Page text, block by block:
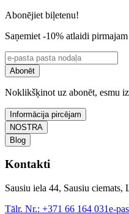
Abonējiet biļetenu!
Saņemiet -10% atlaidi
Abonēt
Noklikšķinot uz abonēt, esmu
Informācija pircējam
NOSTRA
Blog
Kontakti
Sausiu iela 44, Sausiu
Tālr. Nr.: +371 66 164 031e-